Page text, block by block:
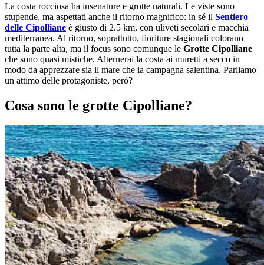
La costa rocciosa ha insenature e grotte naturali. Le viste sono
stupende, ma aspettati anche il ritorno magnifico: in sé il Sentiero
delle Cipolliane è giusto di 2.5 km, con uliveti secolari e macchia
mediterranea. Al ritorno, soprattutto, fioriture stagionali colorano
tutta la parte alta, ma il focus sono comunque le Grotte Cipolliane
che sono quasi mistiche. Alternerai la costa ai muretti a secco in
modo da apprezzare sia il mare che la campagna salentina. Parliamo
un attimo delle protagoniste, però?
Cosa sono le grotte Cipolliane?